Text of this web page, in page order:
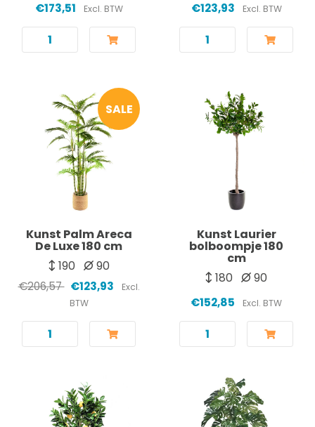
€173,51 Excl. BTW €123,93 Excl. BTW
SALE
Kunst Palm Areca
De Luxe 180 cm
190
90
€206,57 €123,93
Excl.
BTW
Kunst Laurier
bolboompje 180
cm
180
90
€152,85 Excl. BTW